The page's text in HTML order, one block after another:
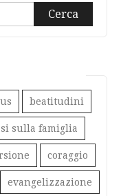
beatitudini
sulla famiglia
coraggio
evangelizzazione